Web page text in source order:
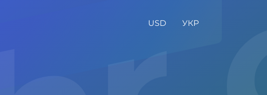
USD УКР